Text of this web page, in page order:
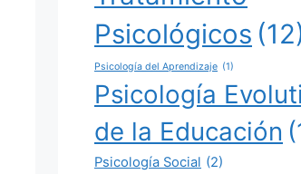
Psicológicos
Psicología del Aprendizaje (1)
Psicología
de la Educación
Psicología Social (2)